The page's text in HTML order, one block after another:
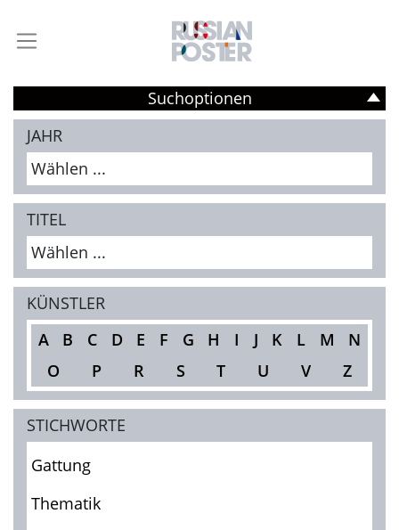
Suchoptionen
JAHR
Wählen ...
TITEL
Wählen ...
KÜNSTLER
A
B C D E F G H I J K L M
N
O
P R S T U V Z
STICHWORTE
Gattung
Thematik